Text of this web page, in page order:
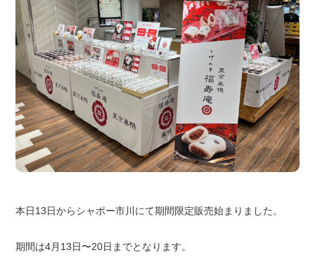
本日13日からシャポー市川にて期間限定販売始まりました。
期間は4月13日〜20日までとなります。